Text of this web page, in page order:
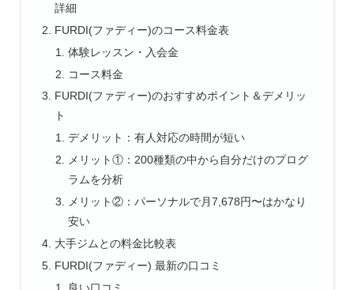
詳細
FURDI(ファディー)のコース料金表
体験レッスン・入会金
コース料金
FURDI(ファディー)のおすすめポイント＆デメリッ
ト
デメリット：有人対応の時間が短い
メリット①：200種類の中から自分だけのプログ
ラムを分析
メリット②：パーソナルで月7,678円〜はかなり
安い
大手ジムとの料金比較表
FURDI(ファディー) 最新の口コミ
良い口コミ